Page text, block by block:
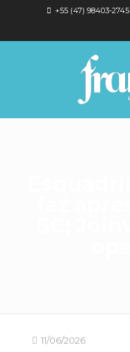
+55 (47) 98403-2745
11/06/2026